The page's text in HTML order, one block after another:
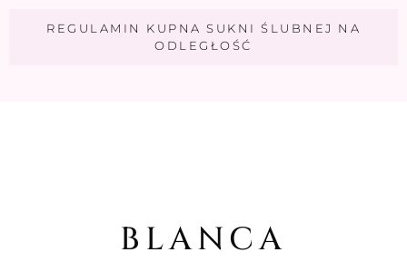
REGULAMIN KUPNA SUKNI ŚLUBNEJ NA
ODLEGŁOŚĆ
BLANCA